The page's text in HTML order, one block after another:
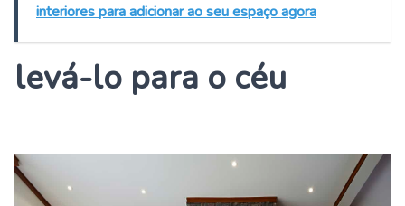
interiores para adicionar ao seu espaço agora
levá-lo para o céu